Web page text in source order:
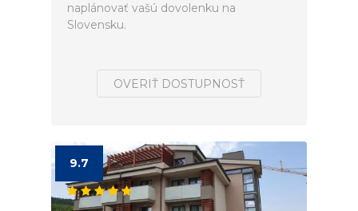
naplánovať vašú dovolenku na
Slovensku.
OVERIŤ DOSTUPNOSŤ
9.7